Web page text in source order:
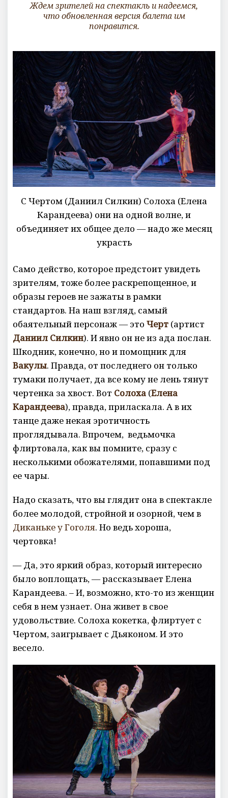
Ждем зрителей на спектакль и надеемся,
что обновленная версия балета им
понравится.
С Чертом (Даниил Силкин) Солоха (Елена
Карандеева) они на одной волне, и
объединяет их общее дело — надо же месяц
украсть
Само действо, которое предстоит увидеть
зрителям, тоже более раскрепощенное, и
образы героев не зажаты в рамки
стандартов. На наш взгляд, самый
обаятельный персонаж — это Черт (артист
Даниил Силкин). И явно он не из ада послан.
Шкодник, конечно, но и помощник для
Вакулы. Правда, от последнего он только
тумаки получает, да все кому не лень тянут
чертенка за хвост. Вот Солоха (Елена
Карандеева), правда, приласкала. А в их
танце даже некая эротичность
проглядывала. Впрочем, ведьмочка
флиртовала, как вы помните, сразу с
несколькими обожателями, попавшими под
ее чары.
Надо сказать, что вы глядит она в спектакле
более молодой, стройной и озорной, чем в
Диканьке у Гоголя. Но ведь хороша,
чертовка!
— Да, это яркий образ, который интересно
было воплощать, — рассказывает Елена
Карандеева. – И, возможно, кто-то из женщин
себя в нем узнает. Она живет в свое
удовольствие. Солоха кокетка, флиртует с
Чертом, заигрывает с Дьяконом. И это
весело.